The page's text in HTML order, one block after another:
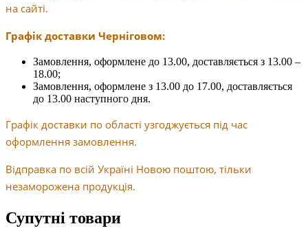
на сайті.
Графік доставки Черніговом:
Замовлення, оформлене до 13.00, доставляється з 13.00 –
18.00;
Замовлення, оформлене з 13.00 до 17.00, доставляється
до 13.00 наступного дня.
Графік доставки по області узгоджується під час
оформлення замовлення.
Відправка по всій Україні Новою поштою, тільки
незаморожена продукція.
Супутні товари